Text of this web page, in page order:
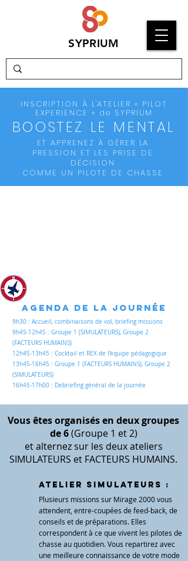
SYPRIUM
INSCRIPTION À L'ATELIER « PILOT
EXPERIENCE » de SYPRIUM
BOOSTEZ LE MENTAL
ET APPRENEZ À GÉRER LA
PRESSION ET LES PRISE DE
DÉCISION
COMME UN PILOTE DE CHASSE
Agenda de la journée
9h30 : Accueil, combinaisons de vol, briefing missions
9h45-12h45 : Groupe 1 (SIMULATEURS), Groupe 2
(FACTEURS HUMAINS)
12h45-13h45 : Cocktail et REX de l’équipe pédagogique
13h45-16h45 : Groupe 1 (FACTEURS HUMAINS), Groupe 2
(SIMULATEURS)
16h45-17h00 : Debriefing général de la journée
Vous êtes organisés en deux groupes
de 6(Groupe 1 et 2)
et alternez sur les deux ateliers
SIMULATEURS et FACTEURS HUMAINS.
Atelier SIMULATEURS :
Plusieurs missions sur Mirage 2000 vous
attendent, entre-coupées de feed-back, de
conseils et de préparations. Elles
correspondent à ce que vivent les pilotes de
chasse au quotidien. Vous repartirez avec
une meilleure connaissance de votre mode